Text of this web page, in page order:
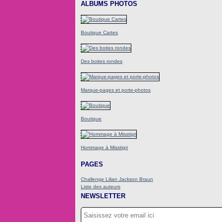
ALBUMS PHOTOS
Boutique Cartes
Des boites rondes
Marque-pages et porte-photos
Boutique
Hommage à Misstigri
PAGES
Challenge Lilian Jackson Braun
Liste des auteurs
NEWSLETTER